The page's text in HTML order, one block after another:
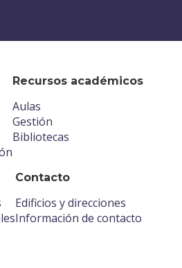
Recursos académicos
Aulas
Gestión
Bibliotecas
Contacto
Edificios y direcciones
Información de contacto